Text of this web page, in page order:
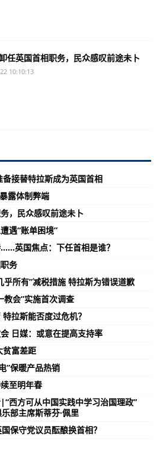
任英国首相职务，民众感叹前途未卜
10:10:13
接替特拉斯成为英国首相
露体制弊端
，民众感叹前途未卜
遇“账单困境”
英国焦点：下任首相是谁？
务
乎所有”减税措施 特拉斯为错误道歉
教会”实施首次调查
拉斯能否度过危机？
日媒：或意在提高支持率
贫富差距
”保暖产品热销
至明年春
西方可从中国实践中学习治国理政”
部主席斯蒂芬·佩里
保守党议员酝酿换首相？